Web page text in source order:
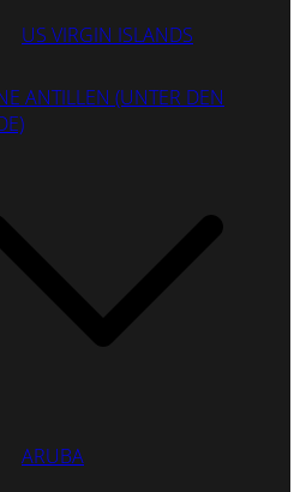
US VIRGIN ISLANDS
ANTILLEN (UNTER DEN
ARUBA